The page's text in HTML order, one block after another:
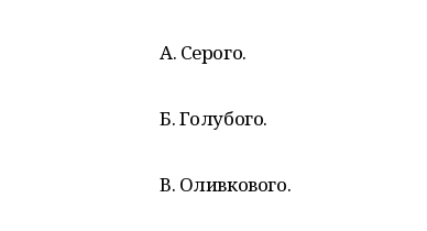
А. Серого.
Б. Голубого.
В. Оливкового.